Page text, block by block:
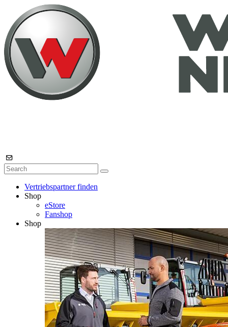
Vertriebspartner finden
Shop
eStore
Fanshop
Shop